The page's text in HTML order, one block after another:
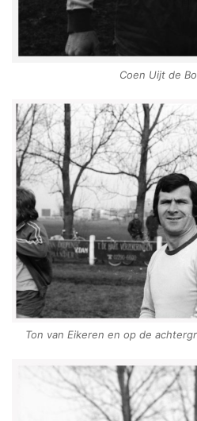
Coen Uijt de
Ton van Eikeren en op de